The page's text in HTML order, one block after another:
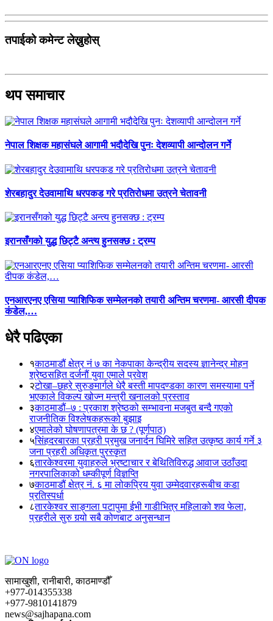
तपाईको कमेन्ट लेख्नुहोस्
थप समाचार
नेपाल शिक्षक महासंघले आगामी भदौदेखि पुनः देशव्यापी आन्दोलन गर्ने
शेरबहादुर देउवामाथि धरपकड गरे प्रतिरोधमा उत्रने चेतावनी
इरानसँगको युद्ध छिट्टै अन्त्य हुनसक्छ : ट्रम्प
एनआरएनए एसिया प्याशिफिक सम्मेलनको तयारी अन्तिम चरणमा- आरसी दीपक
कंडेल,…
धेरै पढिएका
१काठमाडौं क्षेत्र नं ७ का नेकपाका केन्द्रीय सदस्य ज्ञानेन्द्र मोहन
श्रेष्ठसहित दर्जनौं युवा एमाले प्रवेश
२टोखा–छहरे सुरुङमार्गले धेरै बस्ती मापदण्डका कारण समस्यामा पर्ने
भएकाले विकल्प खोज्न मन्त्री खनालको प्रस्ताव
३काठमाडौं–७ : प्रकाश श्रेष्ठको सम्भावना मजबुत बन्दै गएको
राजनीतिक विश्लेषकहरूको बुझाइ
४एमालेको घोषणापत्रमा के छ ? (पूर्णपाठ)
५सिंहदरबारका प्रहरी प्रमुख जनार्दन घिमिरे सहित उत्कृष्ठ कार्य गर्ने ३
जना प्रहरी अधिकृत पुरस्कृत
६तारकेश्वरमा युवाहरुले भ्रष्टाचार र बेथितिविरुद्ध आवाज उठाँउदा
नगरपालिकाको धम्कीपूर्ण विज्ञप्ति
७काठमाडौं क्षेत्र नं. ६ मा लोकप्रिय युवा उम्मेदवारहरूबीच कडा
प्रतिस्पर्धा
८तारकेश्वर साङ्गला पटापुमा ईभी गाडीभित्र महिलाको शव फेला,
प्रहरीले सुरु गर्‍यो सबै कोणबाट अनुसन्धान
सामाखुशी, रानीबारी, काठमाण्डौँ
+977-014355338
+977-9810141879
news@sajhapana.com